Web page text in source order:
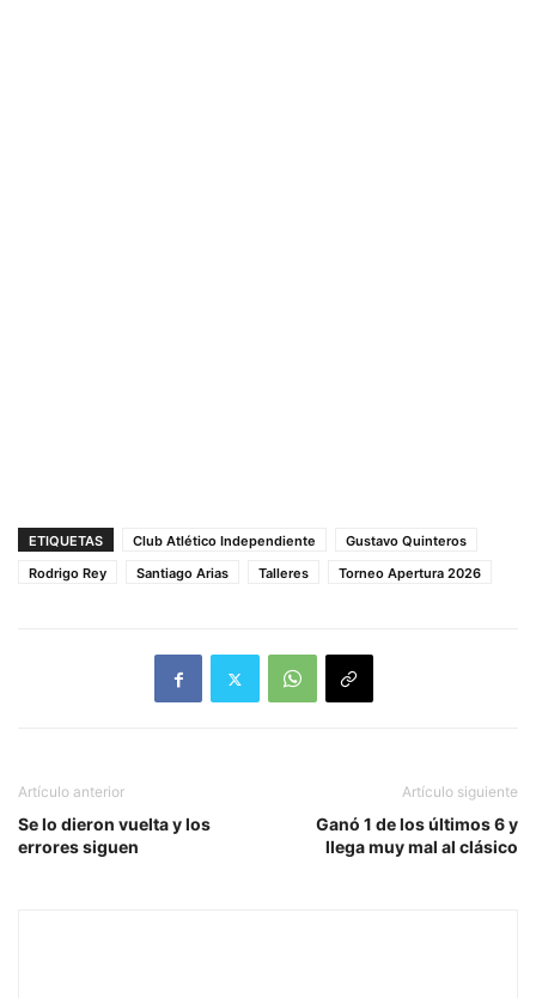
ETIQUETAS Club Atlético Independiente
Gustavo Quinteros
Rodrigo Rey
Santiago Arias Talleres Torneo Apertura 2026
Artículo anterior
Se lo dieron vuelta y los
errores siguen
Artículo siguiente
Ganó 1 de los últimos 6 y
llega muy mal al clásico